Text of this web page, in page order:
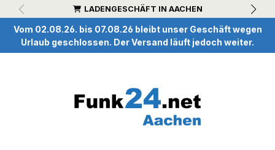
springen LADENGESCHÄFT IN AACHEN
Vom 02.08.26. bis 07.08.26 bleibt unser Geschäft wegen
Urlaub geschlossen. Der Versand läuft jedoch weiter.